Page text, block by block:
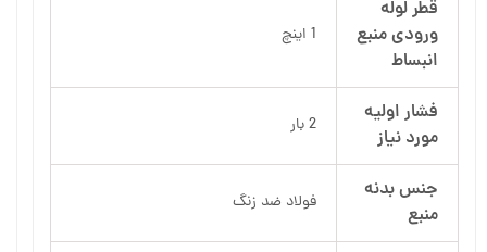
قطر لوله
ورودی منبع
انبساط
1 اینچ
فشار اولیه
مورد نیاز
2 بار
جنس بدنه
منبع
فولاد ضد زنگ